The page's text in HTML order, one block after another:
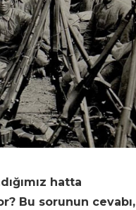
hatta
Bu sorunun cevabı,